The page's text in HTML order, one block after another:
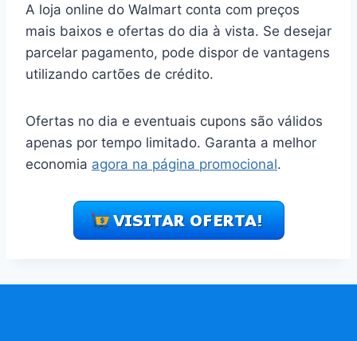
A loja online do Walmart conta com preços
mais baixos e ofertas do dia à vista. Se desejar
parcelar pagamento, pode dispor de vantagens
utilizando cartões de crédito.
Ofertas no dia e eventuais cupons são válidos
apenas por tempo limitado. Garanta a melhor
economia agora na página promocional.